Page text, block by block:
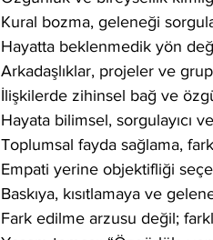
Kural bozma, geleneği
Hayatta beklenmedik yön
Arkadaşlıklar, projeler ve
İlişkilerde zihinsel bağ ve
Hayata bilimsel, sorgulayıcı
Toplumsal fayda sağlama,
Empati yerine objektifliği
Baskıya, kısıtlamaya ve
Fark edilme arzusu değil;